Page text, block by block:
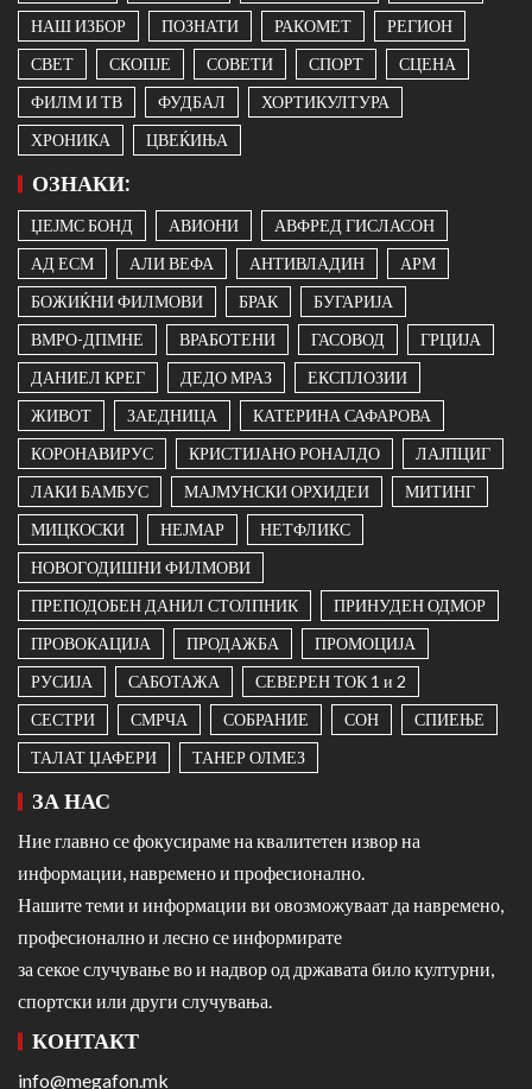
НАШ ИЗБОР
ПОЗНАТИ РАКОМЕТ
РЕГИОН
СВЕТ
СКОПЈЕ СОВЕТИ СПОРТ
СЦЕНА
ФИЛМ И ТВ
ФУДБАЛ
ХОРТИКУЛТУРА
ХРОНИКА
ЦВЕЌИЊА
ОЗНАКИ:
ЏЕЈМС БОНД АВИОНИ
АВФРЕД ГИСЛАСОН
АД ЕСМ
АЛИ ВЕФА АНТИВЛАДИН
АРМ
БОЖИЌНИ ФИЛМОВИ
БРАК
БУГАРИЈА
ВМРО-ДПМНЕ
ВРАБОТЕНИ ГАСОВОД
ГРЦИЈА
ДАНИЕЛ КРЕГ
ДЕДО МРАЗ
ЕКСПЛОЗИИ
ЖИВОТ
ЗАЕДНИЦА
КАТЕРИНА САФАРОВА
КОРОНАВИРУС
КРИСТИЈАНО РОНАЛДО
ЛАЈПЦИГ
ЛАКИ БАМБУС
МАЈМУНСКИ ОРХИДЕИ
МИТИНГ
МИЦКОСКИ
НЕЈМАР
НЕТФЛИКС
НОВОГОДИШНИ ФИЛМОВИ
ПРЕПОДОБЕН ДАНИЛ СТОЛПНИК
ПРИНУДЕН ОДМОР
ПРОВОКАЦИЈА
ПРОДАЖБА
ПРОМОЦИЈА
РУСИЈА
САБОТАЖА
СЕВЕРЕН ТОК 1 и 2
СЕСТРИ
СМРЧА СОБРАНИЕ СОН
СПИЕЊЕ
ТАЛАТ ЏАФЕРИ
ТАНЕР ОЛМЕЗ
ЗА НАС
Ние главно се фокусираме на квалитетен извор на
информации, навремено и професионално.
Нашите теми и информации ви овозможуваат да навремено,
професионално и лесно се информирате
за секое случување во и надвор од државата било културни,
спортски или други случувања.
КОНТАКТ
info@megafon.mk